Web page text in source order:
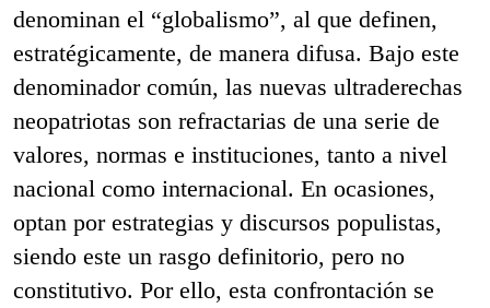
denominan el “globalismo”, al que definen,
estratégicamente, de manera difusa. Bajo este
denominador común, las nuevas ultraderechas
neopatriotas son refractarias de una serie de
valores, normas e instituciones, tanto a nivel
nacional como internacional. En ocasiones,
optan por estrategias y discursos populistas,
siendo este un rasgo definitorio, pero no
constitutivo. Por ello, esta confrontación se